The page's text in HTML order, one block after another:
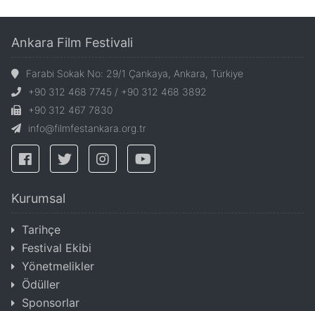
Ankara Film Festivali
Farabi Sokak No: 29/1 Çankaya, Ankara, Türkiye
+90 312 468 7745 / +90 312 468 3892
+90 312 467 7830
info@filmfestankara.org.tr
Kurumsal
Tarihçe
Festival Ekibi
Yönetmelikler
Ödüller
Sponsorlar